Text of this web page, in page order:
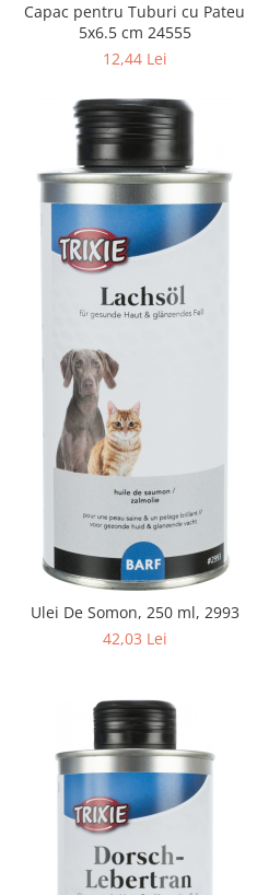
Capac pentru Tuburi cu Pateu
5x6.5 cm 24555
12,44 Lei
Ulei De Somon, 250 ml, 2993
42,03 Lei